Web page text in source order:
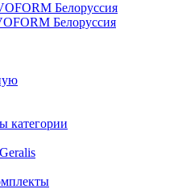
Белоруссия
Белоруссия
категории